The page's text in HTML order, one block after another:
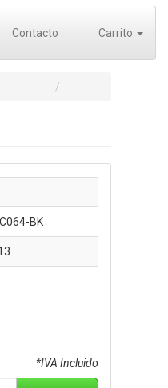
Contacto Carrito
BK
*IVA Incluido